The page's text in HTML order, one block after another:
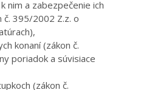
nim a zabezpečenie ich
č. 395/2002 Z.z. o
konaní (zákon č.
poriadok a súvisiace
(zákon č.